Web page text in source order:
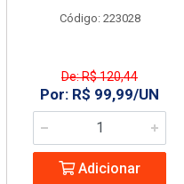
Código: 223028
De: R$ 120,44
Por: R$ 99,99/UN
Adicionar